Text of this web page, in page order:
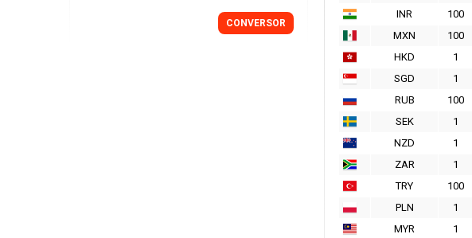
INR
100
MXN
100
HKD
1
SGD
1
RUB
100
SEK
1
NZD
1
ZAR
1
TRY
100
PLN
1
MYR
1
CONVERSOR